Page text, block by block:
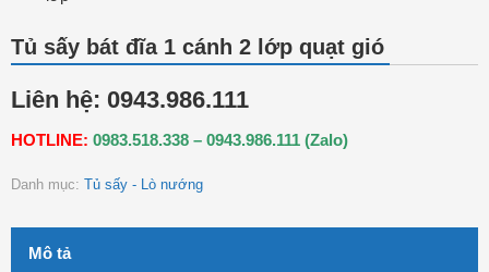
Tủ sấy bát đĩa 1 cánh 2 lớp quạt gió
Liên hệ: 0943.986.111
HOTLINE: 0983.518.338 – 0943.986.111 (Zalo)
Danh mục: Tủ sấy - Lò nướng
Mô tả